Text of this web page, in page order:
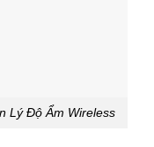
Lý Độ Ẩm Wireless